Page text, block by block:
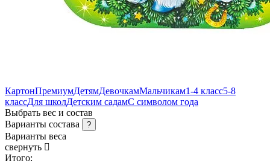
КартонПремиумДетямДевочкамМальчикам1-4 класс5-8
классДля школДетским садамС символом года
Выбрать вес и состав
Варианты состава
?
Варианты веса
свернуть
Итого: